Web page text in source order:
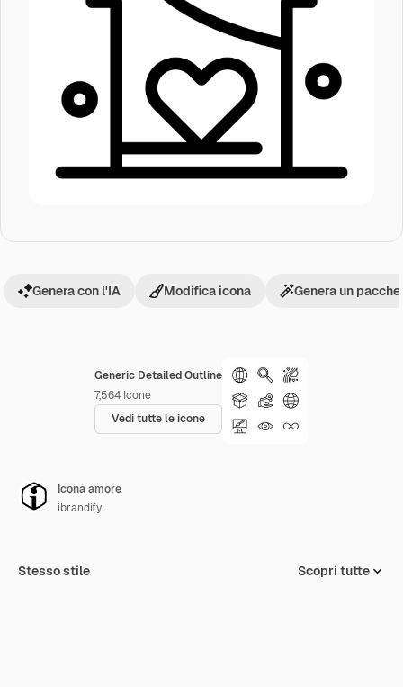
Generic Detailed Outline
7,564 Icone
Vedi tutte le icone
Genera con l'IA Modifica icona Genera un
Icona amore
ibrandify
Stesso stile Scopri tutte